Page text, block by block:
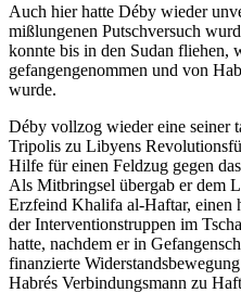
Auch hier hatte Déby wieder
mißlungenen Putschversuch
konnte bis in den Sudan fliehen,
gefangengenommen und von
wurde.
Déby vollzog wieder eine seiner
Tripolis zu Libyens
Hilfe für einen Feldzug gegen
Als Mitbringsel übergab er dem
Erzfeind Khalifa al-Haftar, einen
der Interventionstruppen im
hatte, nachdem er in
finanzierte
Habrés Verbindungsmann zu